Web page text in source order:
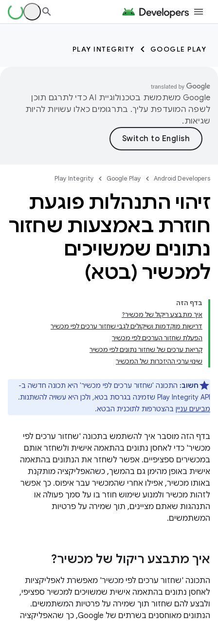
GOOGLE PLAY
PLAY INTEGRITY
‫Google משתמשת בטכנולוגיית AI כדי לתרגם תוכן
לשפה המועדפת עליך. בתרגומים כאלו עשויות להיות
שגיאות.
Android Developers
Google Play
Play Integrity
זיהוי התנהלות פוגעת
חוזרת באמצעות שחזור
נתונים שמשויכים
למכשיר (בטא)
בדף הזה
איך מתבצע ריקול של מכשיר?
דרישות מוקדמות ושיקולים לגבי שחזור ערכים לפי מכשיר
הפעלת שחזור הערכים לפי מכשיר
קריאת ערכים של שחזור נתונים לפי מכשיר
שינוי ערכי ההיזכרות של המכשיר
חשוב: התכונה 'שחזור ערכים לפי מכשיר' היא תכונה חדשה ב-
Play Integrity API שזמינה בגרסת בטא, ולכן היא עשויה להשתנות.
מביעים עניין בהצטרפות לתוכנית הבטא.
בדף הזה מוסבר איך להשתמש בתכונה 'שחזור ערכים לפי
מכשיר' כדי לאחסן נתונים בהתאמה אישית ולשחזר אותם
במכשירים ספציפיים. אפשר לשחזר את הנתונים בהתאמה
אישית באופן מהימן גם בהמשך, כשהאפליקציה מותקנת
באותו מכשיר, אפילו אחרי שהמכשיר עבר איפוס. כך אפשר
לזהות מכשיר ולמנוע שימוש חוזר בו על סמך פעולה או
התנהגות שאתם מציינים, תוך שמירה על פרטיות
המשתמשים.
איך מתבצע ריקול של מכשיר?
התכונה 'שחזור ערכים לפי מכשיר' מאפשרת לאפליקציות
לאחסן נתונים בהתאמה אישית שמשויכים למכשיר ספציפי,
ולבצע להם שחזור תוך שמירה על פרטיות המשתמשים.
הנתונים מאוחסנים בשרתים של Google, כך שהאפליקציה